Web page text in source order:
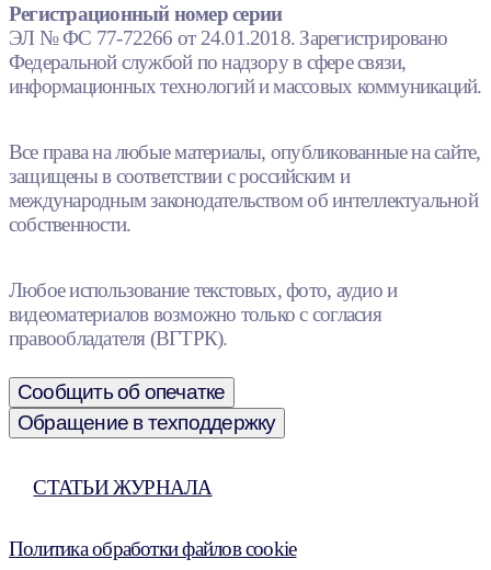
Регистрационный номер серии
ЭЛ № ФС 77-72266 от 24.01.2018. Зарегистрировано
Федеральной службой по надзору в сфере связи,
информационных технологий и массовых коммуникаций.
Все права на любые материалы, опубликованные на сайте,
защищены в соответствии с российским и
международным законодательством об интеллектуальной
собственности.
Любое использование текстовых, фото, аудио и
видеоматериалов возможно только с согласия
правообладателя (ВГТРК).
Сообщить об опечатке
Обращение в техподдержку
СТАТЬИ ЖУРНАЛА
Политика обработки файлов cookie